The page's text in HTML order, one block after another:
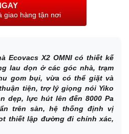
là:
13.500.000₫.
giao hàng tận nơi
Ecovacs X2 OMNI có thiết kế
lau dọn ở các góc nhà, trạm
gom bụi, vừa có thể giặt và
tiện, trợ lý giọng nói Yiko
dẹp, lực hút lên đến 8000 Pa
trên sàn, hệ thống định vị
thiết lập đường đi chính xác,